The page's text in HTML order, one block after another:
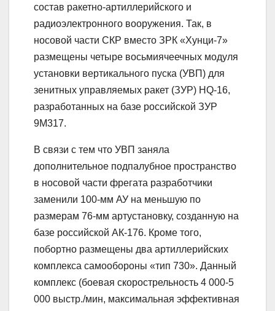
состав ракетно-артиллерийского и
радиоэлектронного вооружения. Так, в
носовой части СКР вместо ЗРК «Хунци-7»
размещены четыре восьмиячеечных модуля
установки вертикального пуска (УВП) для
зенитных управляемых ракет (ЗУР) HQ-16,
разработанных на базе российской ЗУР
9М317.
В связи с тем что УВП заняла
дополнительное подпалубное пространство
в носовой части фрегата разработчики
заменили 100-мм АУ на меньшую по
размерам 76-мм артустановку, созданную на
базе российской АК-176. Кроме того,
побортно размещены два артиллерийских
комплекса самообороны «тип 730». Данный
комплекс (боевая скорострельность 4 000-5
000 выстр./мин, максимальная эффективная